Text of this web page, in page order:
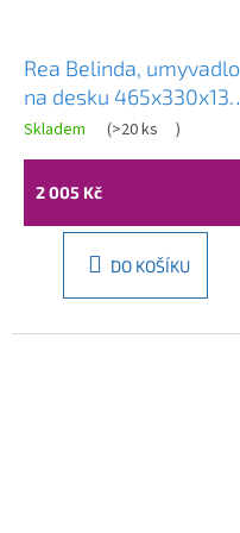
Rea Belinda, umyvadlo
na desku 465x330x135
mm, měděná matná-
černá struktura, REA-
U6384
Skladem (>20 ks )
2 005 Kč
DO KOŠÍKU